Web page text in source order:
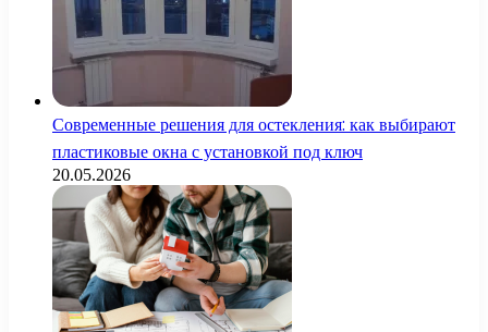
Современные решения для остекления: как выбирают
пластиковые окна с установкой под ключ
20.05.2026